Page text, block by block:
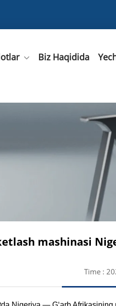
Biz Haqidida
mashinasi
Time :